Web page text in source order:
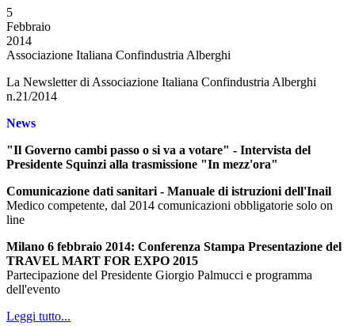
5
Febbraio
2014
Associazione Italiana Confindustria Alberghi
La Newsletter di Associazione Italiana Confindustria Alberghi
n.21/2014
News
"Il Governo cambi passo o si va a votare" - Intervista del
Presidente Squinzi alla trasmissione "In mezz'ora"
Comunicazione dati sanitari - Manuale di istruzioni dell'Inail
Medico competente, dal 2014 comunicazioni obbligatorie solo on
line
Milano 6 febbraio 2014: Conferenza Stampa Presentazione del
TRAVEL MART FOR EXPO 2015
Partecipazione del Presidente Giorgio Palmucci e programma
dell'evento
Leggi tutto...